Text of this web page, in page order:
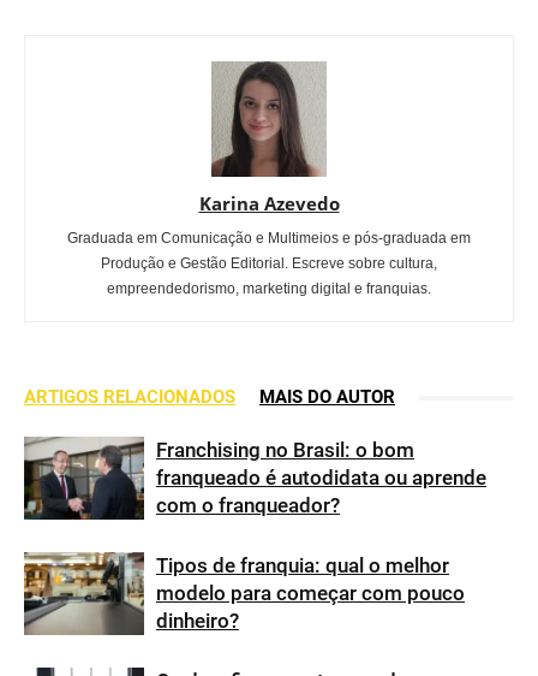
Karina Azevedo
Graduada em Comunicação e Multimeios e pós-graduada em
Produção e Gestão Editorial. Escreve sobre cultura,
empreendedorismo, marketing digital e franquias.
ARTIGOS RELACIONADOS MAIS DO AUTOR
Franchising no Brasil: o bom
franqueado é autodidata ou aprende
com o franqueador?
Tipos de franquia: qual o melhor
modelo para começar com pouco
dinheiro?